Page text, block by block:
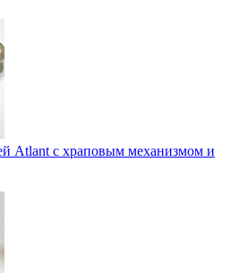
Atlant с храповым механизмом и